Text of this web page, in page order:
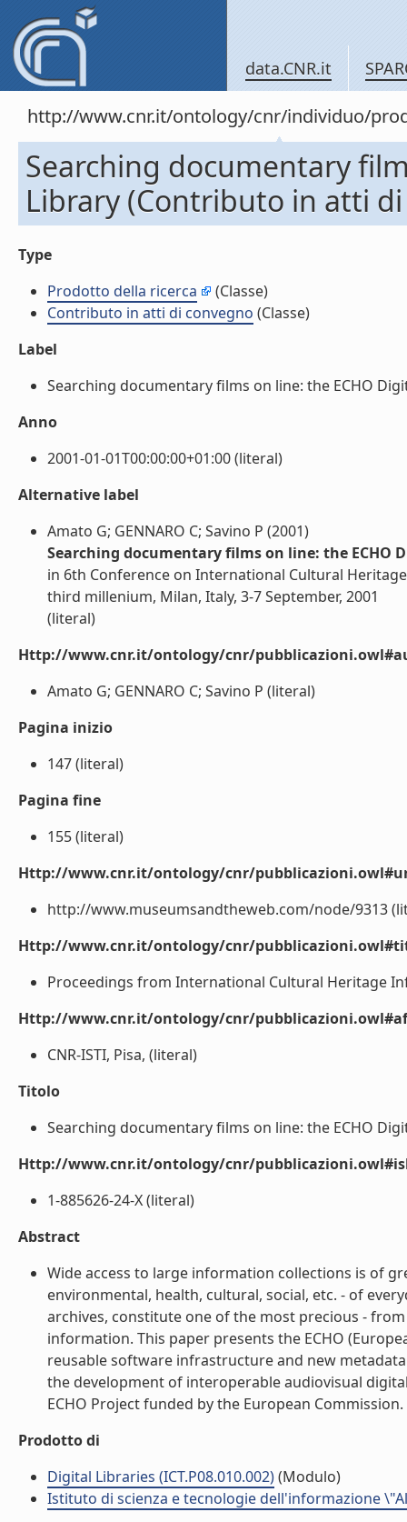
data.CNR.it
http://www.cnr.it/ontology/cnr/individuo/
Searching documentary
Library (Contributo in atti
Type
Prodotto della ricerca
(Classe)
Contributo in atti di convegno (Classe)
Label
Searching documentary films on line: the ECHO
Anno
2001-01-01T00:00:00+01:00 (literal)
Alternative label
Amato G; GENNARO C; Savino P (2001)
Searching documentary films on line: the ECHO
in 6th Conference on International Cultural
third millenium, Milan, Italy, 3-7 September, 2001
(literal)
Http://www.cnr.it/ontology/cnr/
Amato G; GENNARO C; Savino P (literal)
Pagina inizio
147 (literal)
Pagina fine
155 (literal)
Http://www.cnr.it/ontology/cnr/
http://www.museumsandtheweb.com/node/9313
Http://www.cnr.it/ontology/cnr/
Proceedings from International Cultural Heritage
Http://www.cnr.it/ontology/cnr/
CNR-ISTI, Pisa, (literal)
Titolo
Searching documentary films on line: the ECHO
Http://www.cnr.it/ontology/cnr/
1-885626-24-X (literal)
Abstract
Wide access to large information collections is of
environmental, health, cultural, social, etc. - of
archives, constitute one of the most precious -
information. This paper presents the ECHO
reusable software infrastructure and new
the development of interoperable audiovisual
ECHO Project funded by the European
Prodotto di
Digital Libraries (ICT.P08.010.002)(Modulo)
Istituto di scienza e tecnologie dell'informazione